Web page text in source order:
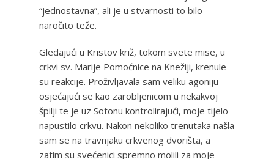
“jednostavna”, ali je u stvarnosti to bilo
naročito teže.
Gledajući u Kristov križ, tokom svete mise, u
crkvi sv. Marije Pomoćnice na Knežiji, krenule
su reakcije. Proživljavala sam veliku agoniju
osjećajući se kao zarobljenicom u nekakvoj
špilji te je uz Sotonu kontrolirajući, moje tijelo
napustilo crkvu. Nakon nekoliko trenutaka našla
sam se na travnjaku crkvenog dvorišta, a
zatim su svećenici spremno molili za moje